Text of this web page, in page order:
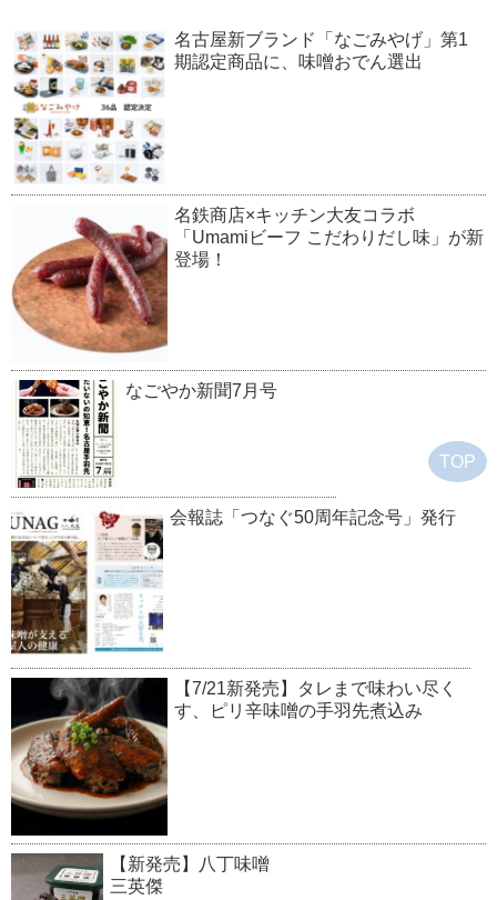
TOP
名古屋新ブランド「なごみやげ」第1
期認定商品に、味噌おでん選出
名鉄商店×キッチン大友コラボ
「Umamiビーフ こだわりだし味」が新
登場！
なごやか新聞7月号
会報誌「つなぐ50周年記念号」発行
【7/21新発売】タレまで味わい尽く
す、ピリ辛味噌の手羽先煮込み
【新発売】八丁味噌
三英傑